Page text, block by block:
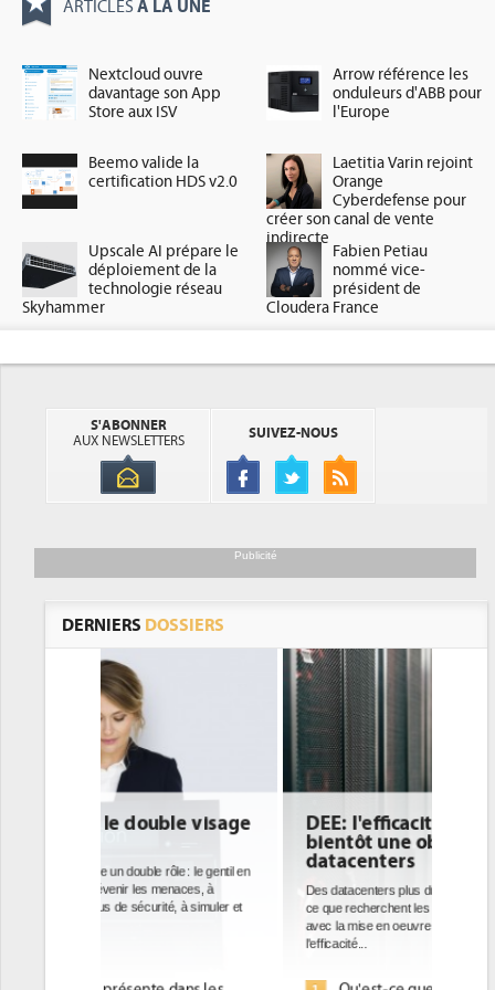
ARTICLES À LA UNE
Nextcloud ouvre
davantage son App
Store aux ISV
Arrow référence les
onduleurs d'ABB pour
l'Europe
Beemo valide la
certification HDS v2.0
Laetitia Varin rejoint
Orange
Cyberdefense pour
créer son canal de vente
indirecte
Upscale AI prépare le
déploiement de la
technologie réseau
Skyhammer
Fabien Petiau
nommé vice-
président de
Cloudera France
S'ABONNER
AUX NEWSLETTERS
SUIVEZ-NOUS
Publicité
DERNIERS DOSSIERS
DEE: l'efficacité énergétique
bientôt une obligation pour les
datacenters
Des datacenters plus durables et plus efficaces, c'est
ce que recherchent les pouvoirs publics européens
avec la mise en oeuvre de la nouvelle Directive sur